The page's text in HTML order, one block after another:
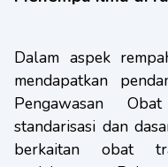
Dalam aspek
mendapatkan
Pengawasan
standarisasi dan
berkaitan obat